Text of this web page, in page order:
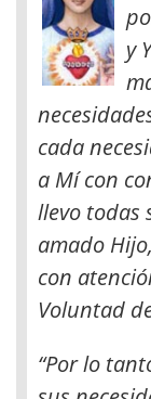
y
cada
a Mí con
llevo todas
amado
con
Voluntad
“Por lo